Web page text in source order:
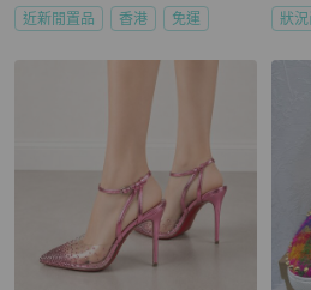
近新閒置品 香港 免運 狀況